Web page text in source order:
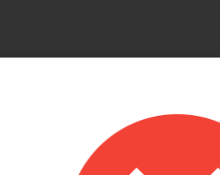
בנעימות ובנכונות לעזור. יעילים בטירוף. ממליצה בחום